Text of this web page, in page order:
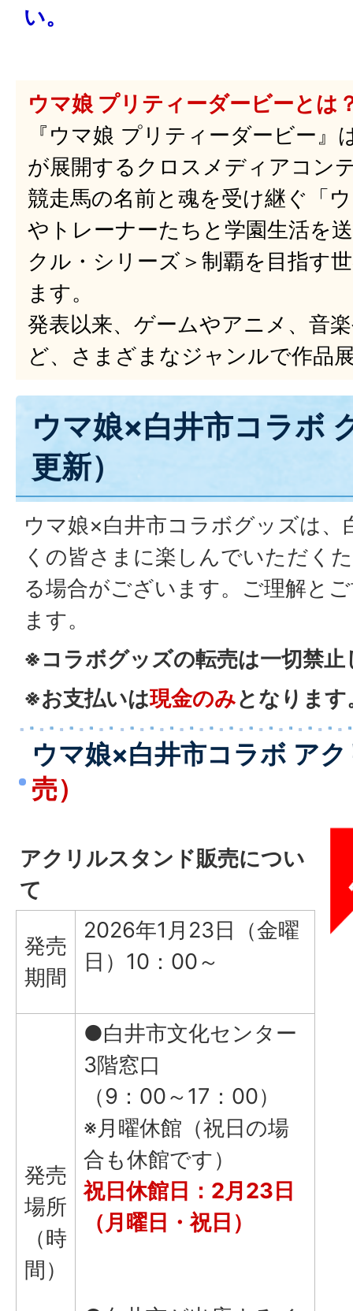
い。
ウマ娘 プリティーダービーとは
『ウマ娘 プリティーダービー
が展開するクロスメディアコン
競走馬の名前と魂を受け継ぐ「
やトレーナーたちと学園生活を
クル・シリーズ＞制覇を目指す
ます。
発表以来、ゲームやアニメ、音
ど、さまざまなジャンルで作品
ウマ娘×白井市コラボ
更新）
ウマ娘×白井市コラボグッズは、
くの皆さまに楽しんでいただく
る場合がございます。ご理解と
ます。
※コラボグッズの転売は一切禁
※お支払いは現金のみとなります
ウマ娘×白井市コラボ ア
売）
アクリルスタンド販売につい
て
発売
期間
2026年1月23日（金曜
日）10：00～
発売
場所
（時
間）
●白井市文化センター
3階窓口
（9：00～17：00）
※月曜休館（祝日の場
合も休館です）
祝日休館日：2月23日
（月曜日・祝日）